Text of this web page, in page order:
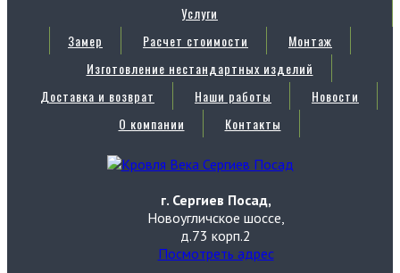
Услуги
Замер
Расчет стоимости
Монтаж
Изготовление нестандартных изделий
Доставка и возврат
Наши работы
Новости
О компании
Контакты
г. Сергиев Посад,
Новоугличское шоссе,
д.73 корп.2
Посмотреть адрес